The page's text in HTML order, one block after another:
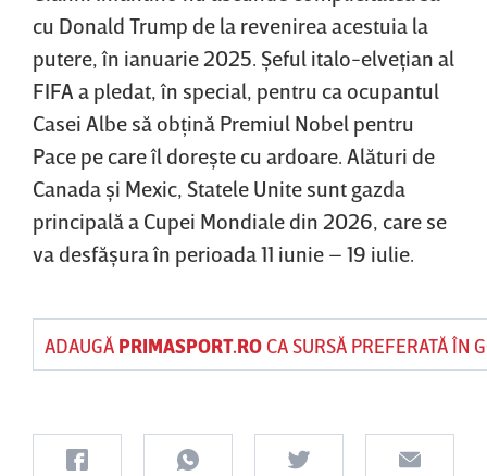
cu Donald Trump de la revenirea acestuia la
putere, în ianuarie 2025. Şeful italo-elveţian al
FIFA a pledat, în special, pentru ca ocupantul
Casei Albe să obţină Premiul Nobel pentru
Pace pe care îl doreşte cu ardoare. Alături de
Canada şi Mexic, Statele Unite sunt gazda
principală a Cupei Mondiale din 2026, care se
va desfăşura în perioada 11 iunie – 19 iulie.
ADAUGĂ PRIMASPORT.ROCA SURSĂ PREFERATĂ ÎN